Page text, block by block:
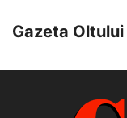
Gazeta